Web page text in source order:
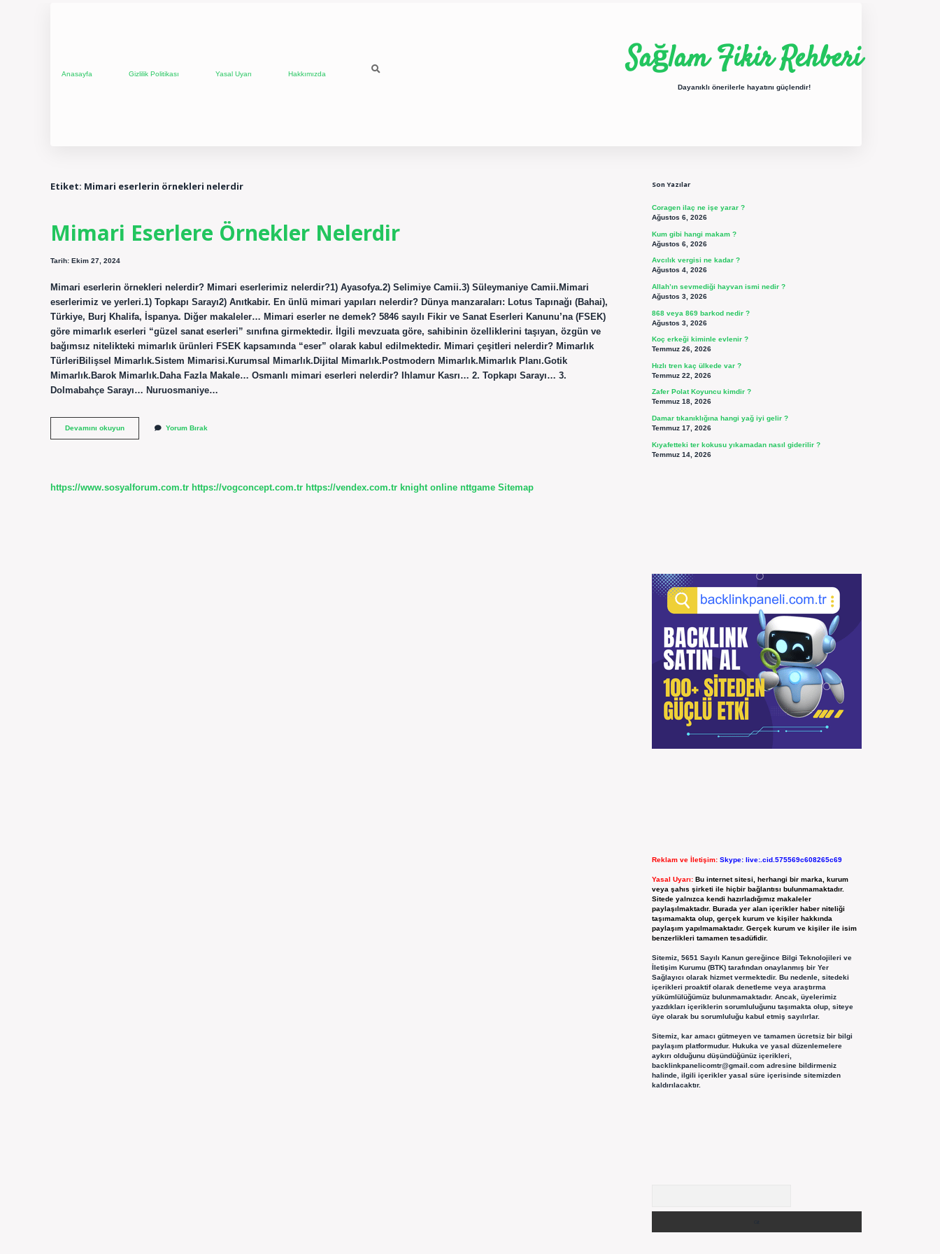
Anasayfa Gizlilik Politikası Yasal Uyarı Hakkımızda Sağlam Fikir Rehberi
Dayanıklı önerilerle hayatını güçlendir!
Etiket: Mimari eserlerin örnekleri nelerdir
Mimari Eserlere Örnekler Nelerdir
Tarih: Ekim 27, 2024
Mimari eserlerin örnekleri nelerdir? Mimari eserlerimiz nelerdir?1) Ayasofya.2) Selimiye Camii.3) Süleymaniye Camii.Mimari
eserlerimiz ve yerleri.1) Topkapı Sarayı2) Anıtkabir. En ünlü mimari yapıları nelerdir? Dünya manzaraları: Lotus Tapınağı (Bahai),
Türkiye, Burj Khalifa, İspanya. Diğer makaleler… Mimari eserler ne demek? 5846 sayılı Fikir ve Sanat Eserleri Kanunu’na (FSEK)
göre mimarlık eserleri “güzel sanat eserleri” sınıfına girmektedir. İlgili mevzuata göre, sahibinin özelliklerini taşıyan, özgün ve
bağımsız nitelikteki mimarlık ürünleri FSEK kapsamında “eser” olarak kabul edilmektedir. Mimari çeşitleri nelerdir? Mimarlık
TürleriBilişsel Mimarlık.Sistem Mimarisi.Kurumsal Mimarlık.Dijital Mimarlık.Postmodern Mimarlık.Mimarlık Planı.Gotik
Mimarlık.Barok Mimarlık.Daha Fazla Makale… Osmanlı mimari eserleri nelerdir? Ihlamur Kasrı… 2. Topkapı Sarayı… 3.
Dolmabahçe Sarayı… Nuruosmaniye…
Devamını okuyunMimari
Eserlere
Yorum Bırak
https://www.sosyalforum.com.tr https://vogconcept.com.tr https://vendex.com.tr knight online nttgame Sitemap
Son Yazılar
Coragen ilaç ne işe yarar ?
Ağustos 6, 2026
Kum gibi hangi makam ?
Ağustos 6, 2026
Avcılık vergisi ne kadar ?
Ağustos 4, 2026
Allah’ın sevmediği hayvan ismi nedir ?
Ağustos 3, 2026
868 veya 869 barkod nedir ?
Ağustos 3, 2026
Koç erkeği kiminle evlenir ?
Temmuz 26, 2026
Hızlı tren kaç ülkede var ?
Temmuz 22, 2026
Zafer Polat Koyuncu kimdir ?
Temmuz 18, 2026
Damar tıkanıklığına hangi yağ iyi gelir ?
Temmuz 17, 2026
Kıyafetteki ter kokusu yıkamadan nasıl giderilir ?
Temmuz 14, 2026
Reklam ve İletişim: Skype: live:.cid.575569c608265c69
Yasal Uyarı: Bu internet sitesi, herhangi bir marka, kurum
veya şahıs şirketi ile hiçbir bağlantısı bulunmamaktadır.
Sitede yalnızca kendi hazırladığımız makaleler
paylaşılmaktadır. Burada yer alan içerikler haber niteliği
taşımamakta olup, gerçek kurum ve kişiler hakkında
paylaşım yapılmamaktadır. Gerçek kurum ve kişiler ile isim
benzerlikleri tamamen tesadüfidir.
Sitemiz, 5651 Sayılı Kanun gereğince Bilgi Teknolojileri ve
İletişim Kurumu (BTK) tarafından onaylanmış bir Yer
Sağlayıcı olarak hizmet vermektedir. Bu nedenle, sitedeki
içerikleri proaktif olarak denetleme veya araştırma
yükümlülüğümüz bulunmamaktadır. Ancak, üyelerimiz
yazdıkları içeriklerin sorumluluğunu taşımakta olup, siteye
üye olarak bu sorumluluğu kabul etmiş sayılırlar.
Sitemiz, kar amacı gütmeyen ve tamamen ücretsiz bir bilgi
paylaşım platformudur. Hukuka ve yasal düzenlemelere
aykırı olduğunu düşündüğünüz içerikleri,
backlinkpanelicomtr@gmail.comadresine bildirmeniz
halinde, ilgili içerikler yasal süre içerisinde sitemizden
kaldırılacaktır.